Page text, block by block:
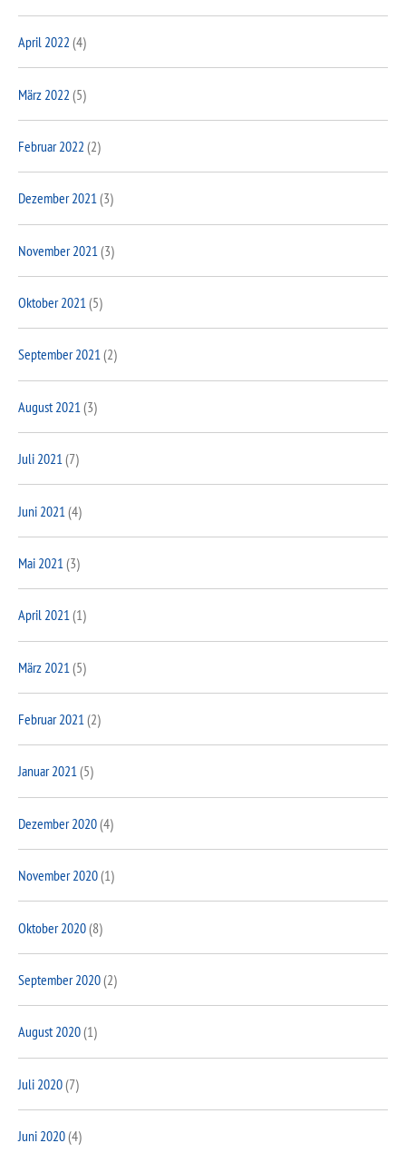
April 2022 (4)
März 2022 (5)
Februar 2022 (2)
Dezember 2021(3)
November 2021 (3)
Oktober 2021(5)
September 2021(2)
August 2021 (3)
Juli 2021(7)
Juni 2021 (4)
Mai 2021 (3)
April 2021(1)
März 2021 (5)
Februar 2021(2)
Januar 2021(5)
Dezember 2020(4)
November 2020(1)
Oktober 2020(8)
September 2020(2)
August 2020(1)
Juli 2020(7)
Juni 2020(4)